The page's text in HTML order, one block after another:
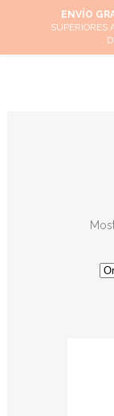
ENVÍO
SUPERIORES